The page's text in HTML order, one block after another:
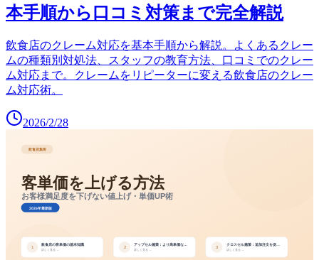
本手順から口コミ対策まで完全解説
飲食店のクレーム対応を基本手順から解説。よくあるクレー
ムの種類別対処法、スタッフの教育方法、口コミでのクレー
ム対応まで。クレームをリピーターに変える飲食店のクレー
ム対応術。
2026/2/28